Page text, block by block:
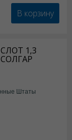
В корзину
1,3
Штаты